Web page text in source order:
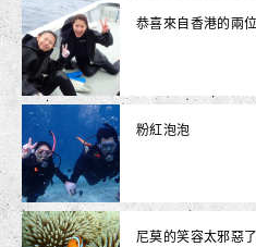
恭喜來自香港的兩
粉紅泡泡
尼莫的笑容太邪惡